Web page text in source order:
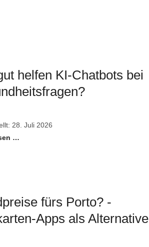
helfen KI-Chatbots bei
28. Juli 2026
…
fürs Porto? -
Apps als Alternative